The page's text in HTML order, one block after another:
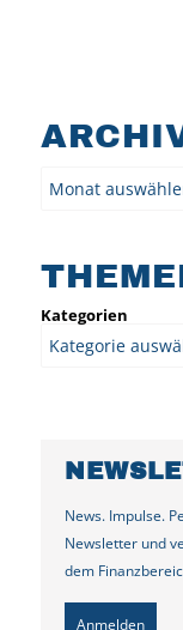
Kategorien
News. Impulse.
Newsletter und
dem
Anmelden